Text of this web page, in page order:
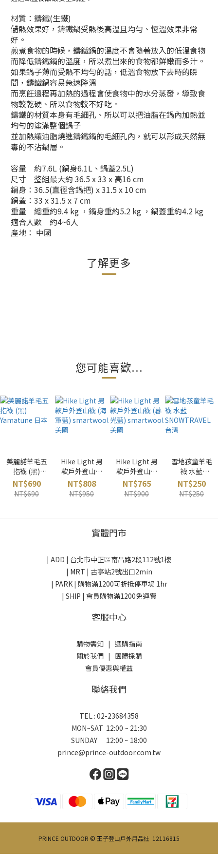
材質：鑄鐵(生鐵)
儲熱效果好，鑄鐵鍋受熱後高溫且均勻、恆溫效果非常
好。
煎煮食物的時候，鑄鐵鍋的溫度不會隨著放入的低溫食物
而降低鑄鐵鍋的溫度，所以煮出來的食物都鮮嫩而多汁。
如果鍋子薄而受熱不均勻的話，低溫食物放下去時的瞬
間，鑄鐵鍋容易急速降溫
而烹飪過程再加熱的過程會使食物中的水分蒸發，導致食
物較乾硬、所以食物較不好吃。
鑄鐵的材質本身有毛細孔、所以可以把油脂在鍋內加熱並
均勻的塗滿整個鍋子
並加熱讓油脂燒進鑄鐵鍋的毛細孔內，就可以形成天然無
毒的不沾鍋層。
容量 約7.6L (鍋身6.1L、鍋蓋2.5L)
尺寸 整組最大約 36.5 x 33 x 高16 cm
鍋身：36.5(直徑含鍋把) x 31.5 x 10 cm
鍋蓋：33 x 31.5 x 7 cm
重量 總重約9.4 kg ，鍋身重約5.2 kg ，鍋蓋重約4.2 kg
適合人數 約4~6人
產地： 中國
了解更多
您可能喜歡...
美麗諾羊毛五
指襪 (黑)
Yamatune 日
本
NT$690
NT$690
Hike Light 男
款戶外登山襪
(海軍藍)
smartwool
美國
NT$808
NT$950
Hike Light 男
款戶外登山襪
(暮光藍)
smartwool
美國
NT$765
NT$900
雪地孩童羊毛
襪 水藍
SNOWTRAVE
L 台灣
NT$250
NT$250
實體門市
| ADD | 台北市中正區南昌路2段112號1樓
| MRT | 古亭站2號出口2min
| PARK | 購物滿1200可折抵停車場 1hr
| SHIP | 會員購物滿1200免運費
客服中心
購物需知| 選購指南
關於我們| 團體採購
會員優惠與權益
聯絡我們
TEL : 02-23684358
MON~SAT 12:00 ~ 21:30
SUNDAY 12:00 ~ 18:00
prince@prince-outdoor.com.tw
PRINCE OUTDOOR © 王子登山戶外用品社 12116815